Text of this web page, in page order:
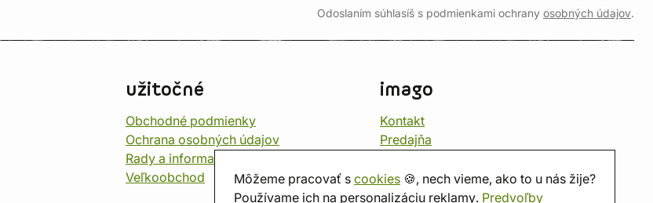
Môžeme pracovať s cookies 🍪, nech vieme, ako to u nás žije?
Používame ich na personalizáciu reklamy. Predvoľby
Odoslaním súhlasíš s podmienkami ochrany osobných údajov.
užitočné
Obchodné podmienky
Ochrana osobných údajov
Rady a informace
Veľkoobchod
imago
Kontakt
Predajňa
O nás
Hodnotenie obchodu